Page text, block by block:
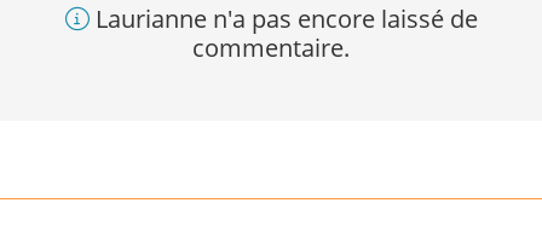
Laurianne n'a pas encore laissé de
commentaire.